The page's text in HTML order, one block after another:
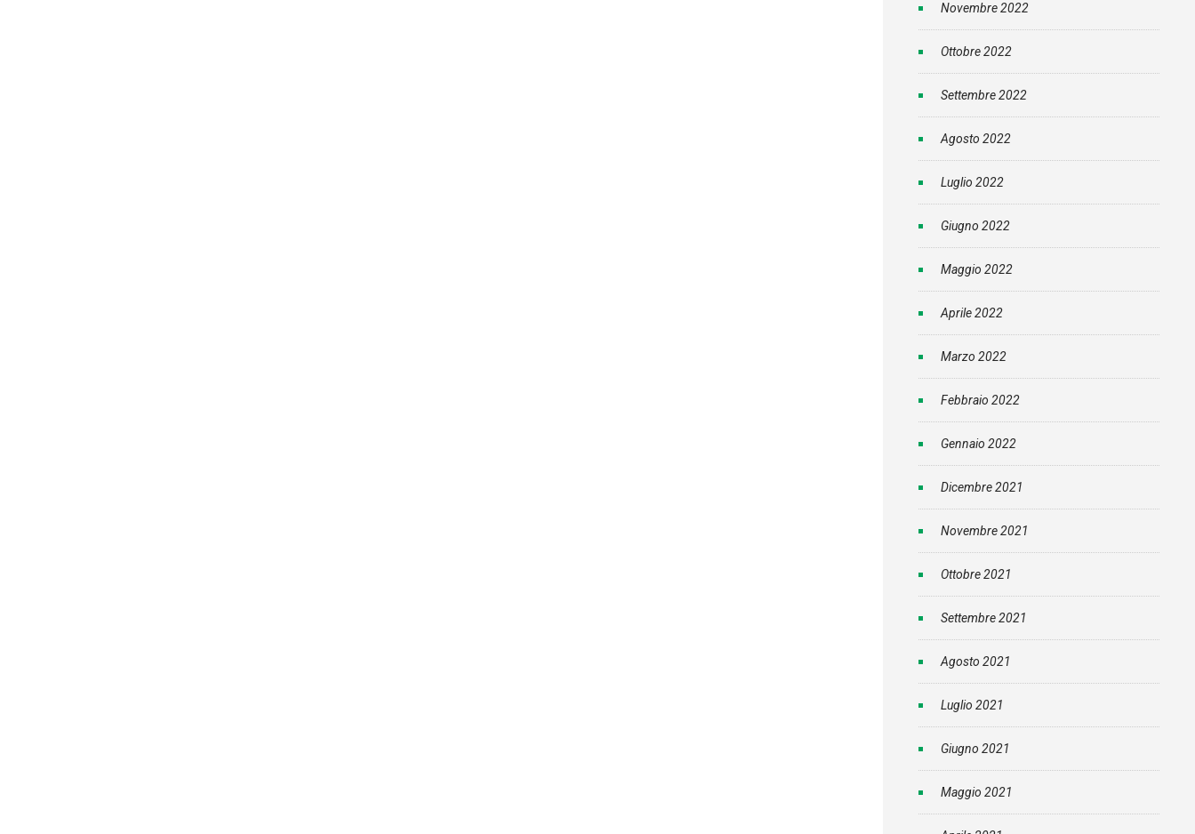
Novembre 2022
Ottobre 2022
Settembre 2022
Agosto 2022
Luglio 2022
Giugno 2022
Maggio 2022
Aprile 2022
Marzo 2022
Febbraio 2022
Gennaio 2022
Dicembre 2021
Novembre 2021
Ottobre 2021
Settembre 2021
Agosto 2021
Luglio 2021
Giugno 2021
Maggio 2021